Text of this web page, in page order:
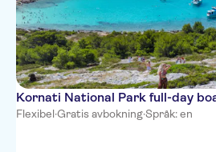
Kornati National Park full-day
Flexibel·Gratis avbokning·Språk: en